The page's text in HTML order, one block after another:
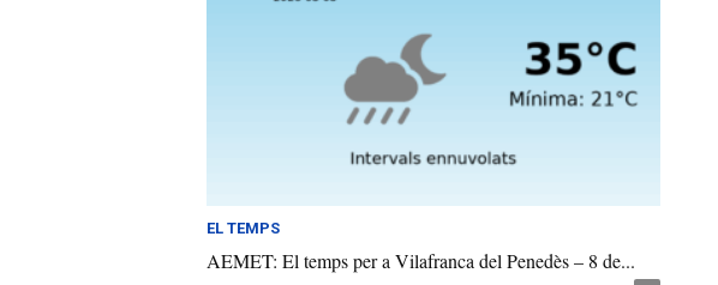
EL TEMPS
AEMET: El temps per a Vilafranca del Penedès – 8 de...